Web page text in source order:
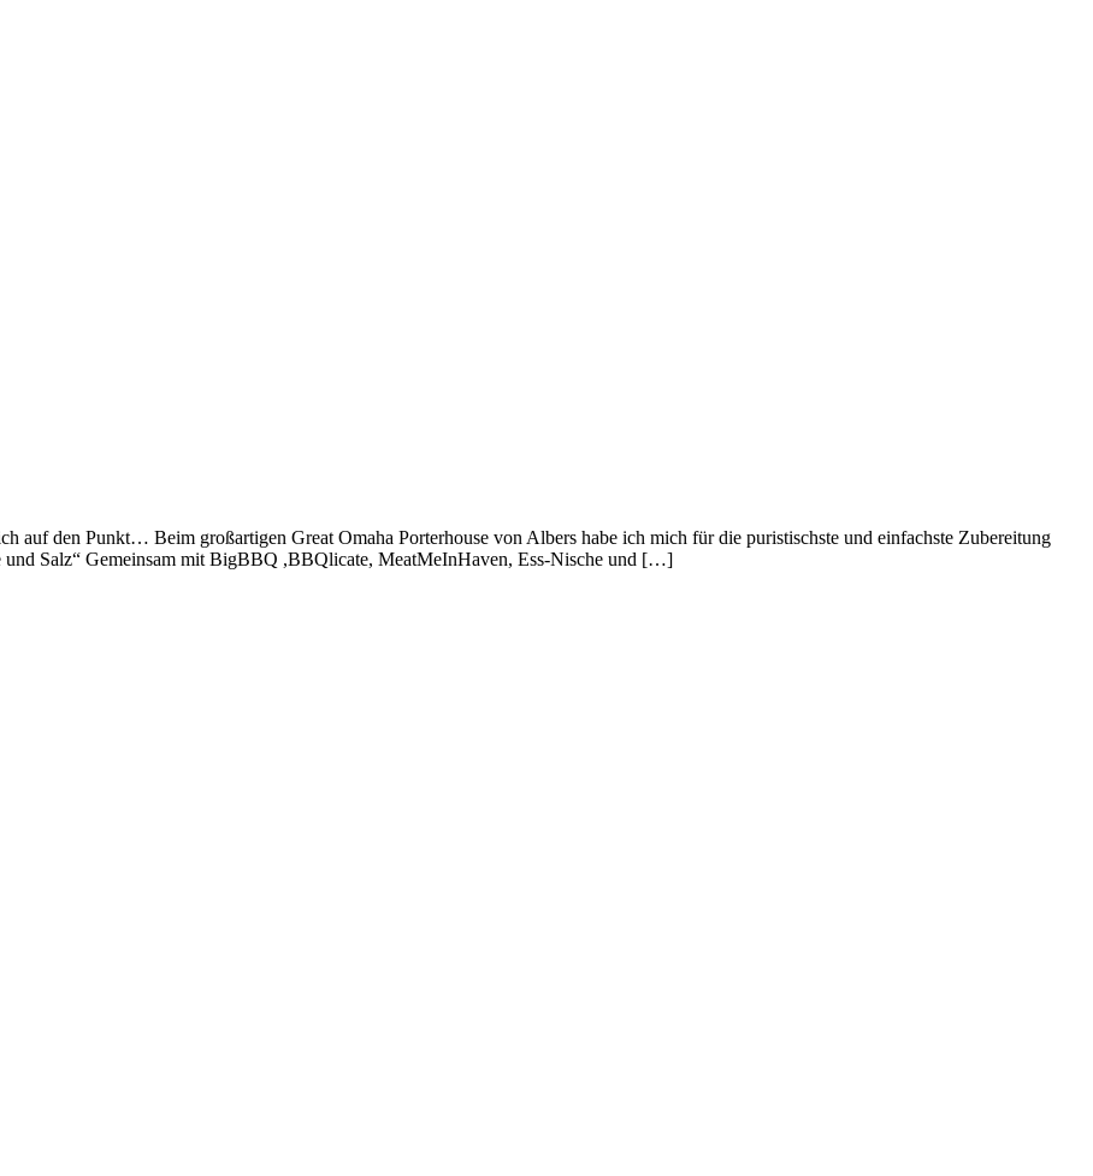
auf den Punkt… Beim großartigen Great Omaha Porterhouse von Albers habe ich mich für die puristischste und einfachste Zubereitung
und Salz“ Gemeinsam mit BigBBQ ,BBQlicate, MeatMeInHaven, Ess-Nische und […]